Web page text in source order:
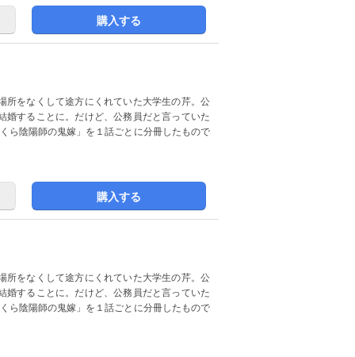
購入する
所をなくして途方にくれていた大学生の芹。公
婚することに。だけど、公務員だと言っていた
ら陰陽師の鬼嫁」を１話ごとに分冊したもので
購入する
所をなくして途方にくれていた大学生の芹。公
婚することに。だけど、公務員だと言っていた
ら陰陽師の鬼嫁」を１話ごとに分冊したもので